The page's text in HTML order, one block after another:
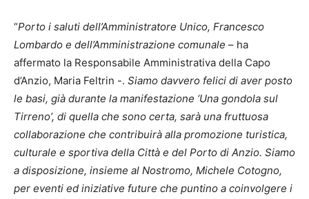
“Porto i saluti dell’Amministratore Unico, Francesco
Lombardo e dell’Amministrazione comunale – ha
affermato la Responsabile Amministrativa della Capo
d’Anzio, Maria Feltrin -. Siamo davvero felici di aver posto
le basi, già durante la manifestazione ‘Una gondola sul
Tirreno’, di quella che sono certa, sarà una fruttuosa
collaborazione che contribuirà alla promozione turistica,
culturale e sportiva della Città e del Porto di Anzio. Siamo
a disposizione, insieme al Nostromo, Michele Cotogno,
per eventi ed iniziative future che puntino a coinvolgere i